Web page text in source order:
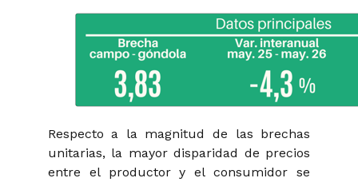
Respecto a la magnitud de las brechas
unitarias, la mayor disparidad de precios
entre el productor y el consumidor se